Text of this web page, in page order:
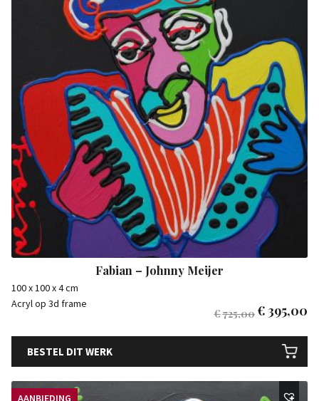
Fabian – Johnny Meijer
100 x 100 x 4 cm
Acryl op 3d frame
€725,00€ 395,00
BESTEL DIT WERK
AANBIEDING